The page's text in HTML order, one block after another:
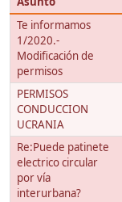
Te informamos
1/2020.-
Modificación de
permisos
PERMISOS
CONDUCCION
UCRANIA
Re:Puede patinete
electrico circular
por vía
interurbana?